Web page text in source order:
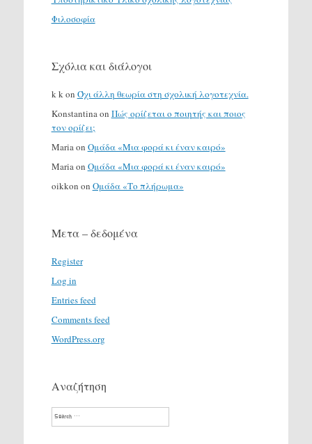
Φιλοσοφία
Σχόλια και διάλογοι
k k on Όχι άλλη θεωρία στη σχολική λογοτεχνία.
Konstantina on Πώς ορίζεται ο ποιητής και ποιος
τον ορίζει;
Maria on Ομάδα «Μια φορά κι έναν καιρό»
Maria on Ομάδα «Μια φορά κι έναν καιρό»
oikkon on Ομάδα «Το πλήρωμα»
Μετα – δεδομένα
Register
Log in
Entries feed
Comments feed
WordPress.org
Αναζήτηση
Search